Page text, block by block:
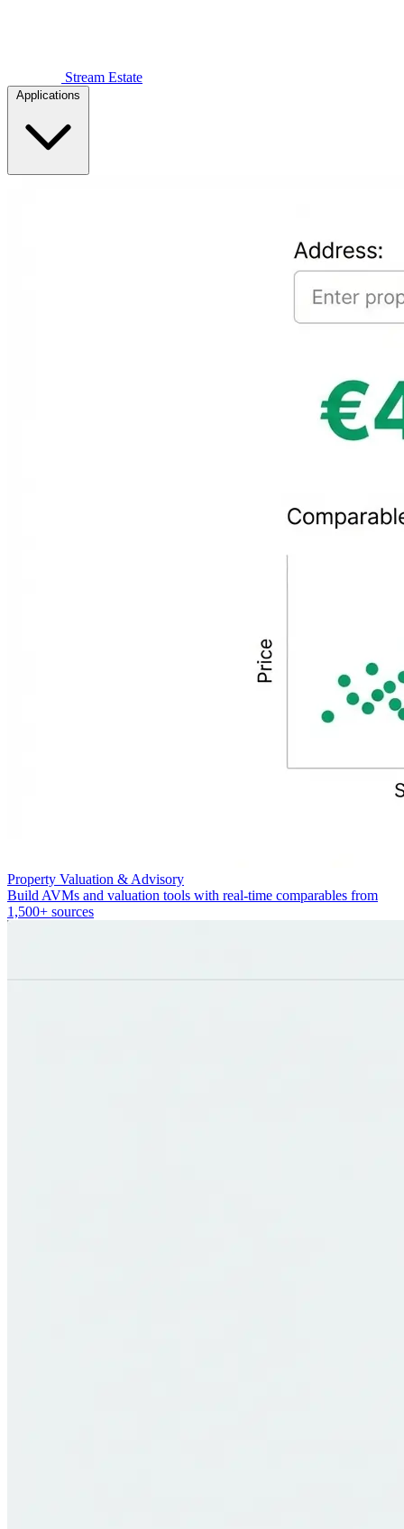
Stream Estate
Applications
Property Valuation & Advisory
Build AVMs and valuation tools with real-time comparables from
1,500+ sources